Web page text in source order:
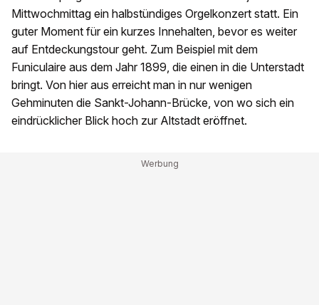
Mittwochmittag ein halbstündiges Orgelkonzert statt. Ein
guter Moment für ein kurzes Innehalten, bevor es weiter
auf Entdeckungstour geht. Zum Beispiel mit dem
Funiculaire aus dem Jahr 1899, die einen in die Unterstadt
bringt. Von hier aus erreicht man in nur wenigen
Gehminuten die Sankt-Johann-Brücke, von wo sich ein
eindrücklicher Blick hoch zur Altstadt eröffnet.